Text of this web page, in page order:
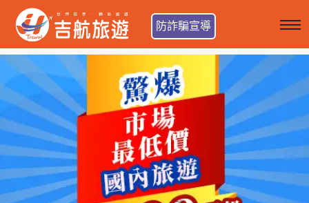
防詐騙宣導